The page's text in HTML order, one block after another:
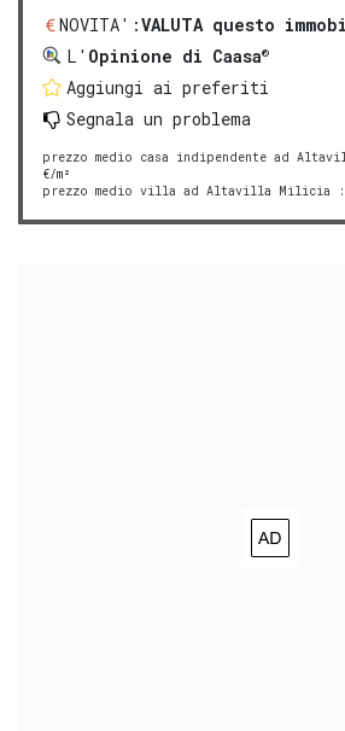
NOVITA':VALUTA questo
L' Opinione di Caasa®
Aggiungi ai preferiti
Segnala un problema
prezzo medio casa indipendente ad
€/m²
prezzo medio villa ad Altavilla Milicia :